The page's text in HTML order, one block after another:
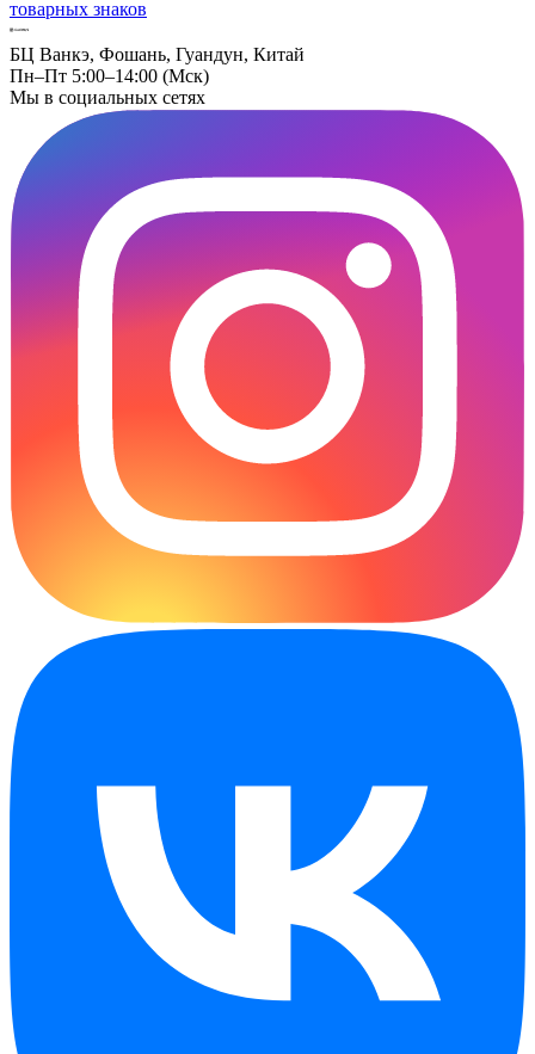
товарных знаков
БЦ Ванкэ, Фошань, Гуандун, Китай
Пн–Пт 5:00–14:00 (Мск)
Мы в социальных сетях